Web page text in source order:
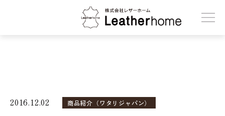
株式会社レザーホーム
2016.12.02 商品紹介（ワタリジャパン）